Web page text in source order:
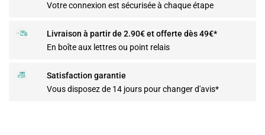
Votre connexion est sécurisée à chaque étape
Livraison à partir de 2.90€ et offerte dès 49€*
En boîte aux lettres ou point relais
Satisfaction garantie
Vous disposez de 14 jours pour changer d'avis*